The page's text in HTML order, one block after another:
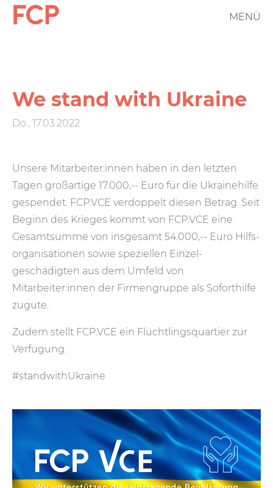
Direkt
zumFCP
Logo
MENÜ
We stand with Ukraine
Do., 17.03.2022
Unsere Mitarbeiter:innen haben in den letzten
Tagen groß­artige 17.000,-- Euro für die Ukraine­hilfe
gespendet. FCP.VCE verdoppelt diesen Betrag. Seit
Beginn des Krieges kommt von FCP.VCE eine
Gesamt­summe von insgesamt 54.000,-- Euro Hilfs­
organisationen sowie speziellen Einzel­
geschädigten aus dem Umfeld von
Mitarbeiter:innen der Firmen­gruppe als Sofort­hilfe
zugute.
Zudem stellt FCP.VCE ein Flüchtlingsquartier zur
Verfügung.
#standwithUkraine